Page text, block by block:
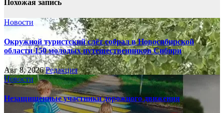
Похожая запись
Новости
Окружной туристский слёт собрал в Новосибирской
области 150 молодых путешественников Сибири
Авг 8, 2026Редакция
Новости
Незащищенные участники дорожного движения